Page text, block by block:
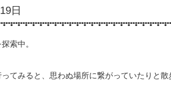
日
索中。
てみると、思わぬ場所に繋がっていたりと